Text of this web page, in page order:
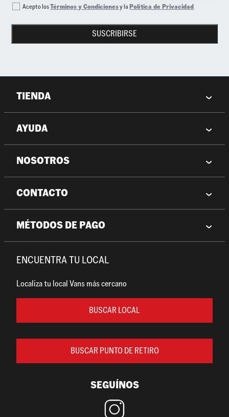
SUSCRIBIRSE
Acepto losTérminos y Condicionesy laPolítica de Privacidad
TIENDA
AYUDA
NOSOTROS
CONTACTO
MÉTODOS DE PAGO
ENCUENTRA TU LOCAL
Localiza tu local Vans más cercano
BUSCAR LOCAL
BUSCAR PUNTO DE RETIRO
SEGUÍNOS